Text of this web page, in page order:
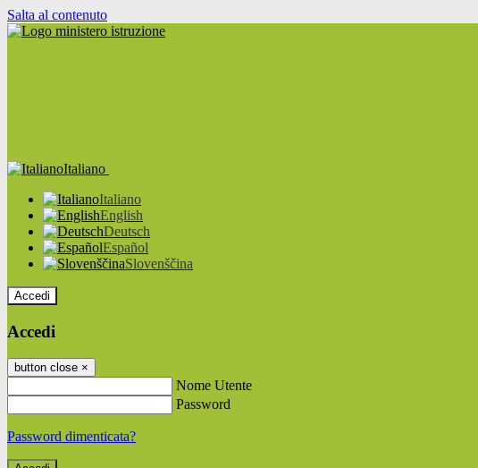
Salta al contenuto
Italiano
Italiano
English
Deutsch
Español
Slovenščina
Accedi
Accedi
button close ×
Nome Utente
Password
Password dimenticata?